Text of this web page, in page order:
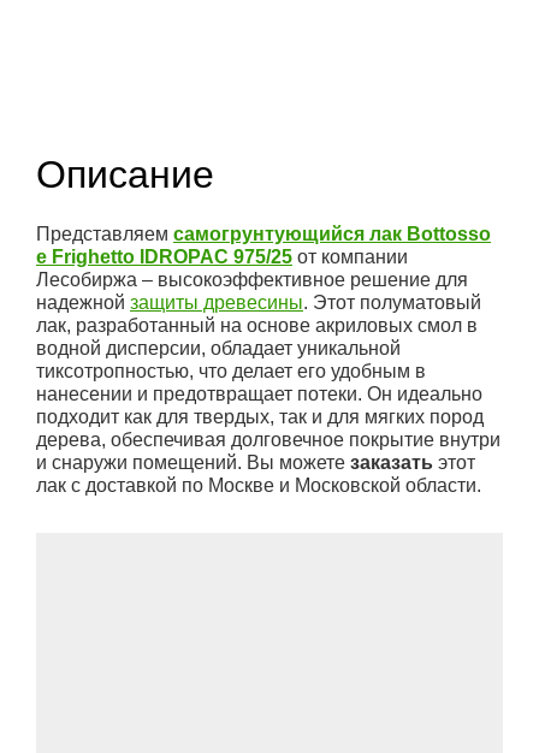
Описание
Представляем самогрунтующийся лак Bottosso
e Frighetto IDROPAC 975/25 от компании
Лесобиржа – высокоэффективное решение для
надежной защиты древесины. Этот полуматовый
лак, разработанный на основе акриловых смол в
водной дисперсии, обладает уникальной
тиксотропностью, что делает его удобным в
нанесении и предотвращает потеки. Он идеально
подходит как для твердых, так и для мягких пород
дерева, обеспечивая долговечное покрытие внутри
и снаружи помещений. Вы можете заказать этот
лак с доставкой по Москве и Московской области.